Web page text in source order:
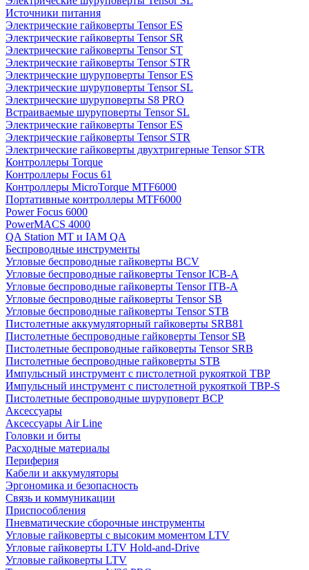
Источники питания
Электрические гайковерты Tensor ES
Электрические гайковерты Tensor SR
Электрические гайковерты Tensor ST
Электрические гайковерты Tensor STR
Электрические шуруповерты Tensor ES
Электрические шуруповерты Tensor SL
Электрические шуруповерты S8 PRO
Встраиваемые шуруповерты Tensor SL
Электрические гайковерты Tensor ES
Электрические гайковерты Tensor STR
Электрические гайковерты двухтригерные Tensor STR
Контроллеры Torque
Контроллеры Focus 61
Контроллеры MicroTorque MTF6000
Портативные контроллеры MTF6000
Power Focus 6000
PowerMACS 4000
QA Station MT и IAM QA
Беспроводные инструменты
Угловые беспроводные гайковерты BCV
Угловые беспроводные гайковерты Tensor ICB-A
Угловые беспроводные гайковерты Tensor ITB-A
Угловые беспроводные гайковерты Tensor SB
Угловые беспроводные гайковерты Tensor STB
Пистолетные аккумуляторный гайковерты SRB81
Пистолетные беспроводные гайковерты Tensor SB
Пистолетные беспроводные гайковерты Tensor SRB
Пистолетные беспроводные гайковерты STB
Импульсный инструмент с пистолетной рукояткой TBP
Импульсный инструмент с пистолетной рукояткой TBP-S
Пистолетные беспроводные шуруповерт BCP
Аксессуары
Аксессуары Air Line
Головки и биты
Расходные материалы
Периферия
Кабели и аккумуляторы
Эргономика и безопасность
Связь и коммуникации
Приспособления
Пневматические сборочные инструменты
Угловые гайковерты с высоким моментом LTV
Угловые гайковерты LTV Hold-and-Drive
Угловые гайковерты LTV